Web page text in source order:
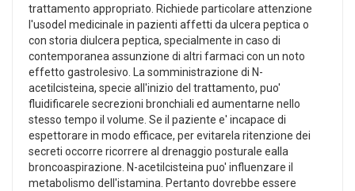
trattamento appropriato. Richiede particolare attenzione
l'usodel medicinale in pazienti affetti da ulcera peptica o
con storia diulcera peptica, specialmente in caso di
contemporanea assunzione di altri farmaci con un noto
effetto gastrolesivo. La somministrazione di N-
acetilcisteina, specie all'inizio del trattamento, puo'
fluidificarele secrezioni bronchiali ed aumentarne nello
stesso tempo il volume. Se il paziente e' incapace di
espettorare in modo efficace, per evitarela ritenzione dei
secreti occorre ricorrere al drenaggio posturale ealla
broncoaspirazione. N-acetilcisteina puo' influenzare il
metabolismo dell'istamina. Pertanto dovrebbe essere